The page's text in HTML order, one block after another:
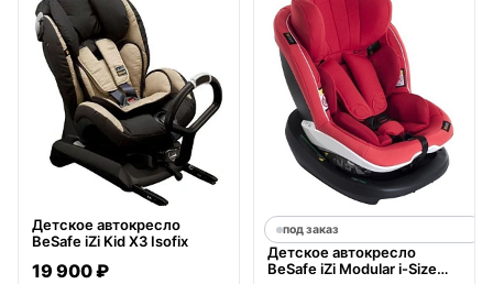
нет в продаже
Детское автокресло
BeSafe iZi Kid X3 Isofix
19 900 ₽
под заказ
Детское автокресло
BeSafe iZi Modular i-Size